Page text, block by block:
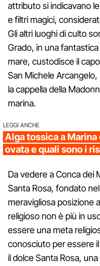
attributo si indicavano
e filtri magici,
Gli altri luoghi di culto
Grado, in una
mare, custodisce il
San Michele
la cappella della
marina.
LEGGI ANCHE
Alga tossica a
ovata e quali sono i
Da vedere a Conca dei
Santa Rosa, fondato
meravigliosa posizione
religioso non è più in
essere una meta
conosciuto per essere
il dolce Santa Rosa,